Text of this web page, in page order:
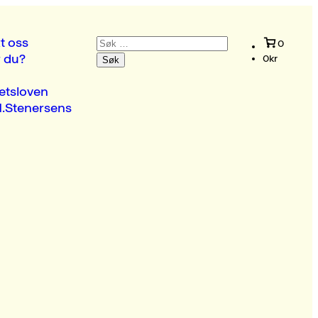
oss
du?
Søk
etter:
0
0kr